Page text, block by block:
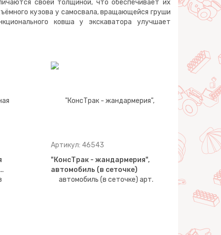
своей толщиной, что обеспечивает их
кузова у самосвала, вращающейся груши
ковша у экскаватора улучшает
Артикул: 46543
"КонсТрак - жандармерия",
автомобиль (в сеточке)